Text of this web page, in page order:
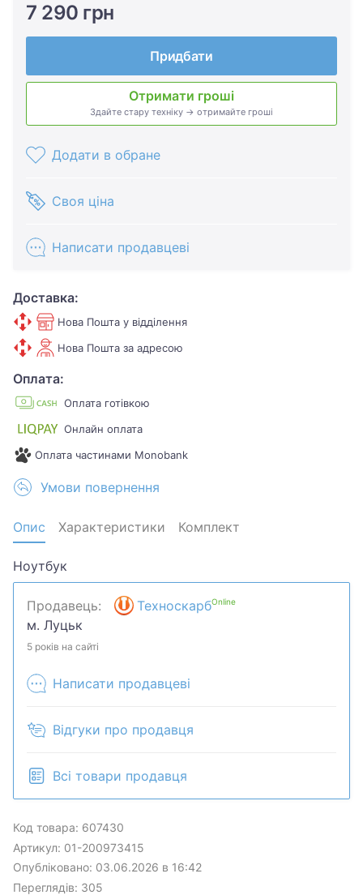
7 290 грн
Придбати
Отримати гроші
Здайте стару техніку → отримайте гроші
Додати в обране
Своя ціна
Написати продавцеві
Доставка:
Нова Пошта у відділення
Нова Пошта за адресою
Оплата:
Оплата готівкою
Онлайн оплата
Оплата частинами Monobank
Умови повернення
Опис Характеристики Комплект
Ноутбук
Продавець: ТехноскарбOnline
м. Луцьк
5 років на сайті
Написати продавцеві
Відгуки про продавця
Всі товари продавця
Код товара: 607430
Артикул: 01-200973415
Опубліковано: 03.06.2026 в 16:42
Переглядів: 305